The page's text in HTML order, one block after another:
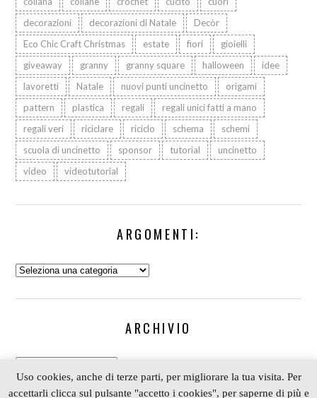
decorazioni
decorazioni di Natale
Decòr
Eco Chic Craft Christmas
estate fiori
gioielli
giveaway
granny granny square halloween
idee
lavoretti
Natale nuovi punti uncinetto
origami
pattern
plastica regali
regali unici fatti a mano
regali veri
riciclare riciclo schema
schemi
scuola di uncinetto
sponsor tutorial
uncinetto
video
videotutorial
ARGOMENTI:
Argomenti:
ARCHIVIO
Archivio
Uso cookies, anche di terze parti, per migliorare la tua visita. Per
accettarli clicca sul pulsante "accetto i cookies", per saperne di più e